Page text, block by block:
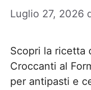
Luglio 27, 2026
Scopri la ricetta
Croccanti al
per antipasti e